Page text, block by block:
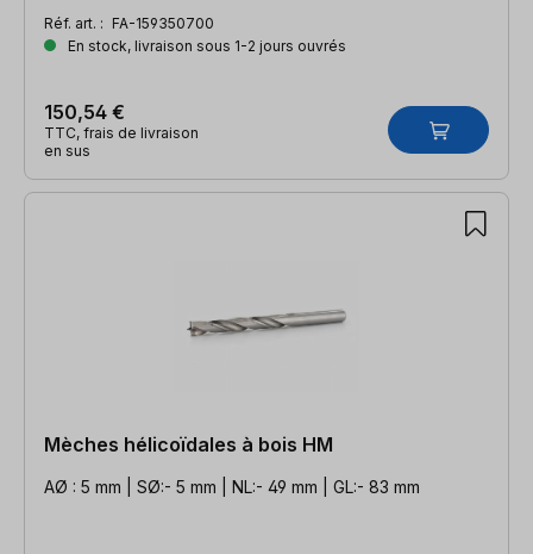
Réf. art. : FA-159350700
En stock, livraison sous 1-2 jours ouvrés
150,54 €
TTC, frais de livraison
en sus
Mèches hélicoïdales à bois HM
AØ : 5 mm | SØ:- 5 mm | NL:- 49 mm | GL:- 83 mm